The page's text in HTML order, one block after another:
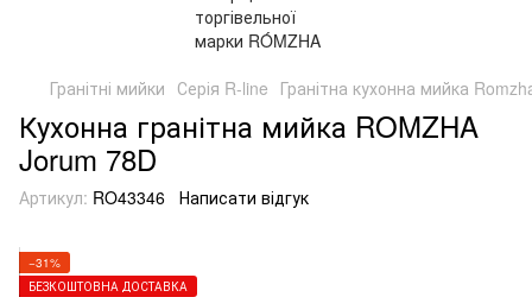
Гранітні мийки Серія R-line Гранітна кухонна мийка
Кухонна гранітна мийка ROMZHA
Jorum 78D
Артикул: RO43346 Написати відгук
−31%
БЕЗКОШТОВНА ДОСТАВКА